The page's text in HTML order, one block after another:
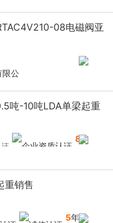
08电磁阀亚
限公
吨-10吨LDA单梁起重
8年
重销售
5年